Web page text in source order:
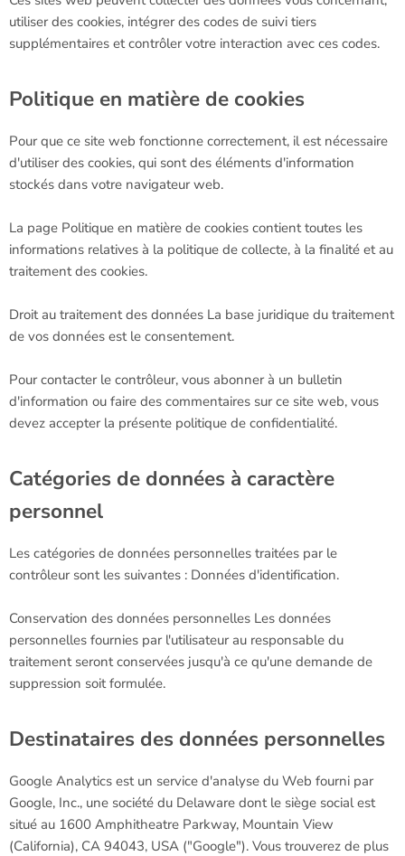
utiliser des cookies, intégrer des codes de suivi tiers
supplémentaires et contrôler votre interaction avec ces codes.
Politique en matière de cookies
Pour que ce site web fonctionne correctement, il est nécessaire
d'utiliser des cookies, qui sont des éléments d'information
stockés dans votre navigateur web.
La page Politique en matière de cookies contient toutes les
informations relatives à la politique de collecte, à la finalité et au
traitement des cookies.
Droit au traitement des données La base juridique du traitement
de vos données est le consentement.
Pour contacter le contrôleur, vous abonner à un bulletin
d'information ou faire des commentaires sur ce site web, vous
devez accepter la présente politique de confidentialité.
Catégories de données à caractère
personnel
Les catégories de données personnelles traitées par le
contrôleur sont les suivantes : Données d'identification.
Conservation des données personnelles Les données
personnelles fournies par l'utilisateur au responsable du
traitement seront conservées jusqu'à ce qu'une demande de
suppression soit formulée.
Destinataires des données personnelles
Google Analytics est un service d'analyse du Web fourni par
Google, Inc., une société du Delaware dont le siège social est
situé au 1600 Amphitheatre Parkway, Mountain View
(California), CA 94043, USA ("Google"). Vous trouverez de plus